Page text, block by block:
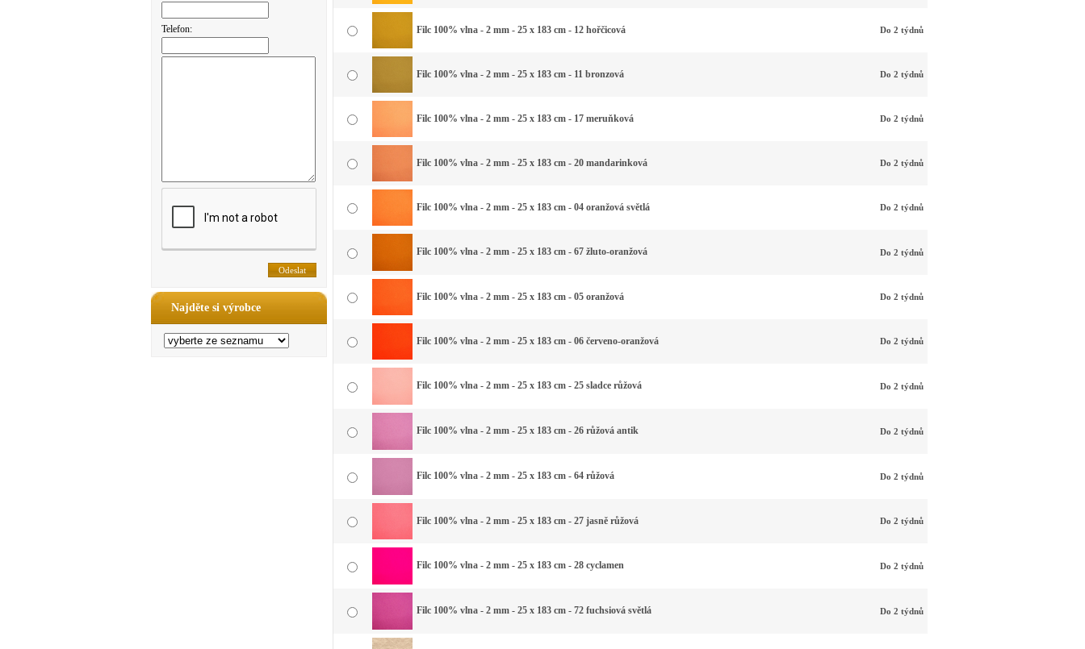
Telefon:
Najděte si výrobce
Filc 100% vlna - 2 mm - 25 x 183 cm - 12 hořčicová Do 2 týdnů
Filc 100% vlna - 2 mm - 25 x 183 cm - 11 bronzová Do 2 týdnů
Filc 100% vlna - 2 mm - 25 x 183 cm - 17 meruňková Do 2 týdnů
Filc 100% vlna - 2 mm - 25 x 183 cm - 20 mandarinková Do 2 týdnů
Filc 100% vlna - 2 mm - 25 x 183 cm - 04 oranžová světlá Do 2 týdnů
Filc 100% vlna - 2 mm - 25 x 183 cm - 67 žluto-oranžová Do 2 týdnů
Filc 100% vlna - 2 mm - 25 x 183 cm - 05 oranžová Do 2 týdnů
Filc 100% vlna - 2 mm - 25 x 183 cm - 06 červeno-oranžová Do 2 týdnů
Filc 100% vlna - 2 mm - 25 x 183 cm - 25 sladce růžová Do 2 týdnů
Filc 100% vlna - 2 mm - 25 x 183 cm - 26 růžová antik Do 2 týdnů
Filc 100% vlna - 2 mm - 25 x 183 cm - 64 růžová Do 2 týdnů
Filc 100% vlna - 2 mm - 25 x 183 cm - 27 jasně růžová Do 2 týdnů
Filc 100% vlna - 2 mm - 25 x 183 cm - 28 cyclamen Do 2 týdnů
Filc 100% vlna - 2 mm - 25 x 183 cm - 72 fuchsiová světlá Do 2 týdnů